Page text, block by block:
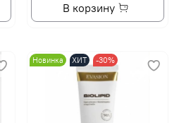
В корзину
Новинка ХИТ -30%